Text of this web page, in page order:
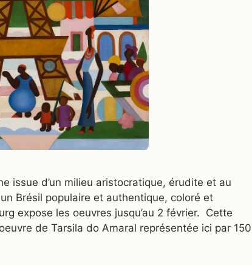
issue d’un milieu aristocratique, érudite et au
Brésil populaire et authentique, coloré et
expose les oeuvres jusqu’au 2 février. Cette
de Tarsila do Amaral représentée ici par 150